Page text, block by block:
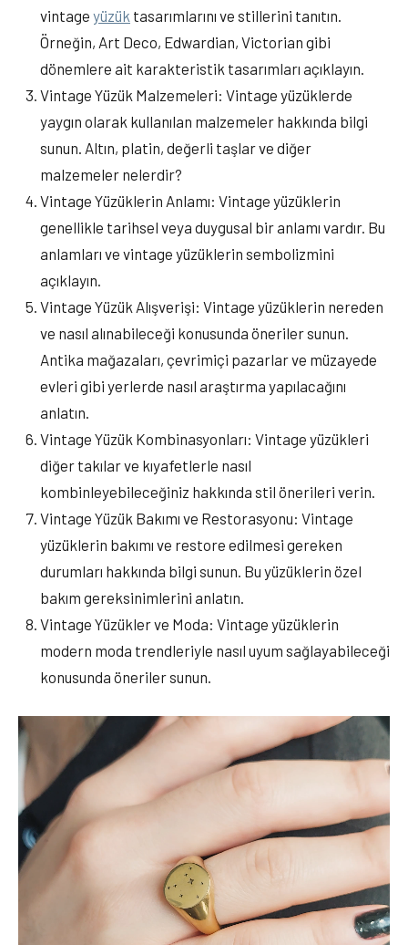
vintage yüzük tasarımlarını ve stillerini tanıtın.
Örneğin, Art Deco, Edwardian, Victorian gibi
dönemlere ait karakteristik tasarımları açıklayın.
Vintage Yüzük Malzemeleri: Vintage yüzüklerde
yaygın olarak kullanılan malzemeler hakkında bilgi
sunun. Altın, platin, değerli taşlar ve diğer
malzemeler nelerdir?
Vintage Yüzüklerin Anlamı: Vintage yüzüklerin
genellikle tarihsel veya duygusal bir anlamı vardır. Bu
anlamları ve vintage yüzüklerin sembolizmini
açıklayın.
Vintage Yüzük Alışverişi: Vintage yüzüklerin nereden
ve nasıl alınabileceği konusunda öneriler sunun.
Antika mağazaları, çevrimiçi pazarlar ve müzayede
evleri gibi yerlerde nasıl araştırma yapılacağını
anlatın.
Vintage Yüzük Kombinasyonları: Vintage yüzükleri
diğer takılar ve kıyafetlerle nasıl
kombinleyebileceğiniz hakkında stil önerileri verin.
Vintage Yüzük Bakımı ve Restorasyonu: Vintage
yüzüklerin bakımı ve restore edilmesi gereken
durumları hakkında bilgi sunun. Bu yüzüklerin özel
bakım gereksinimlerini anlatın.
Vintage Yüzükler ve Moda: Vintage yüzüklerin
modern moda trendleriyle nasıl uyum sağlayabileceği
konusunda öneriler sunun.